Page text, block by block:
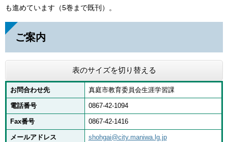
も進めています（5巻まで既刊）。
ご案内
表のサイズを切り替える
お問合わせ先 真庭市教育委員会生涯学習課
電話番号 0867-42-1094
Fax番号 0867-42-1416
メールアドレス shohgai@city.maniwa.lg.jp